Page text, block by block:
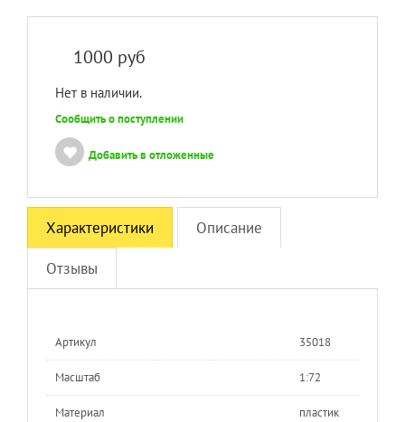
1000 руб
Нет в наличии.
Сообщить о поступлении
Добавить в отложенные
Характеристики Описание
Отзывы
Артикул 35018
Масштаб 1:72
Материал пластик